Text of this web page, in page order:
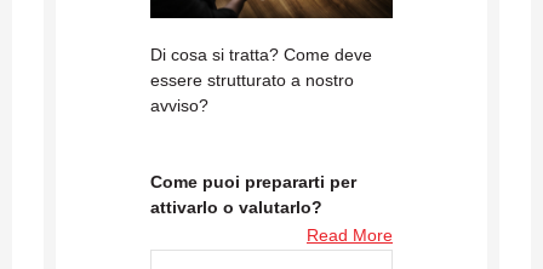
Di cosa si tratta? Come deve
essere strutturato a nostro
avviso?
Come puoi prepararti per
attivarlo o valutarlo?
Read More